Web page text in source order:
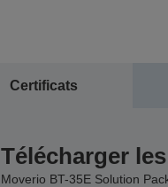
Certificats
Télécharger
Moverio BT-35E Solution